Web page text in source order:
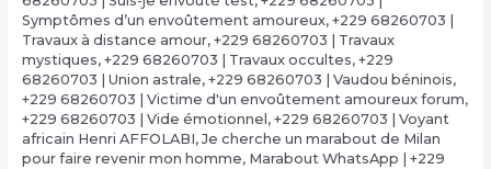
Symptômes d’un envoûtement amoureux, +229 68260703 |
Travaux à distance amour, +229 68260703 | Travaux
mystiques, +229 68260703 | Travaux occultes, +229
68260703 | Union astrale, +229 68260703 | Vaudou béninois,
+229 68260703 | Victime d'un envoûtement amoureux forum,
+229 68260703 | Vide émotionnel , +229 68260703 | Voyant
africain Henri AFFOLABI, Je cherche un marabout de Milan
pour faire revenir mon homme, Marabout WhatsApp | +229